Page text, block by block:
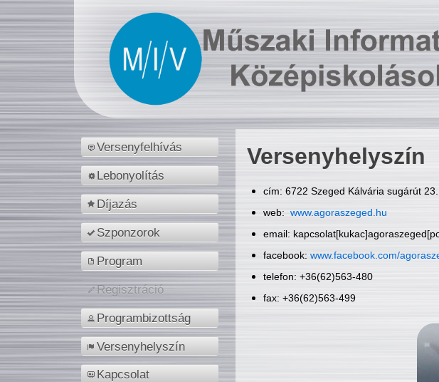
Versenyfelhívás
Lebonyolítás
Díjazás
Szponzorok
Program
Regisztráció
Programbizottság
Versenyhelyszín
Kapcsolat
Versenyhelyszín
cím: 6722 Szeged Kálvária sugárút
web: www.agoraszeged.hu
email:
facebook: www.facebook.com/
telefon: +36(62)563-480
fax: +36(62)563-499